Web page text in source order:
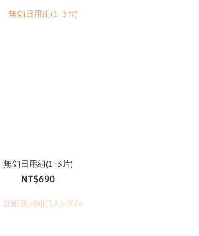
無釦日用組(1+3片)
NT$690